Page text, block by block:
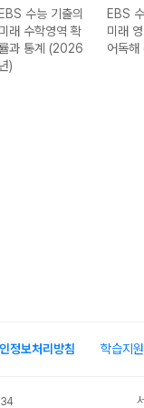
EBS 수능 기출의
미래 수학영역 확
과 통계 (2026
년)
EBS
미래
어독
정보처리방침 학습지